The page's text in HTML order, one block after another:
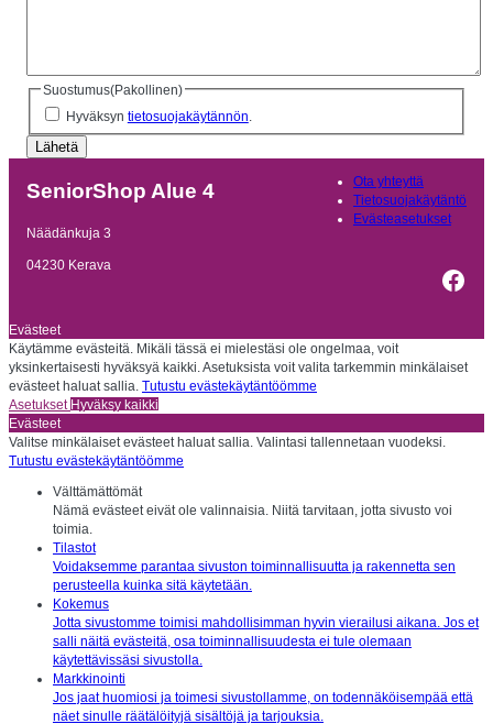
Suostumus(Pakollinen)
Hyväksyn tietosuojakäytännön
SeniorShop Alue 4
Näädänkuja 3
04230 Kerava
Ota yhteyttä
Tietosuojakäytäntö
Evästeasetukset
Evästeet
Käytämme evästeitä. Mikäli tässä ei mielestäsi ole ongelmaa, voit
yksinkertaisesti hyväksyä kaikki. Asetuksista voit valita tarkemmin minkälaiset
evästeet haluat sallia. Tutustu evästekäytäntöömme
Asetukset Hyväksy kaikki
Evästeet
Valitse minkälaiset evästeet haluat sallia. Valintasi tallennetaan vuodeksi.
Tutustu evästekäytäntöömme
Välttämättömät
Nämä evästeet eivät ole valinnaisia. Niitä tarvitaan, jotta sivusto voi
toimia.
Tilastot
Voidaksemme parantaa sivuston toiminnallisuutta ja rakennetta sen
perusteella kuinka sitä käytetään.
Kokemus
Jotta sivustomme toimisi mahdollisimman hyvin vierailusi aikana. Jos et
salli näitä evästeitä, osa toiminnallisuudesta ei tule olemaan
käytettävissäsi sivustolla.
Markkinointi
Jos jaat huomiosi ja toimesi sivustollamme, on todennäköisempää että
näet sinulle räätälöityjä sisältöjä ja tarjouksia.